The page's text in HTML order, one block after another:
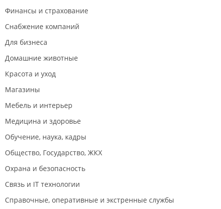
Финансы и страхование
Снабжение компаний
Для бизнеса
Домашние животные
Красота и уход
Магазины
Мебель и интерьер
Медицина и здоровье
Обучение, наука, кадры
Общество, Государство, ЖКХ
Охрана и безопасность
Связь и IT технологии
Справочные, оперативные и экстренные службы